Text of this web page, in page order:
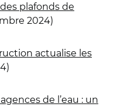
plafonds de
2024)
actualise les
de l’eau : un